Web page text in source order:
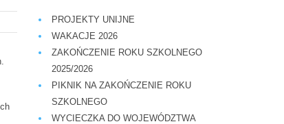
PROJEKTY UNIJNE
WAKACJE 2026
ZAKOŃCZENIE ROKU SZKOLNEGO
2025/2026
PIKNIK NA ZAKOŃCZENIE ROKU
SZKOLNEGO
WYCIECZKA DO WOJEWÓDZTWA